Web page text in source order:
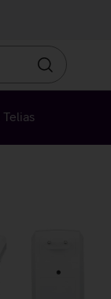
Otsin
Telias